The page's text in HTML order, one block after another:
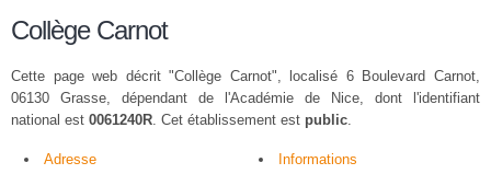
Collège Carnot
Cette page web décrit "Collège Carnot", localisé 6 Boulevard Carnot,
06130 Grasse, dépendant de l'Académie de Nice, dont l'identifiant
national est 0061240R. Cet établissement est public.
Adresse
Informations